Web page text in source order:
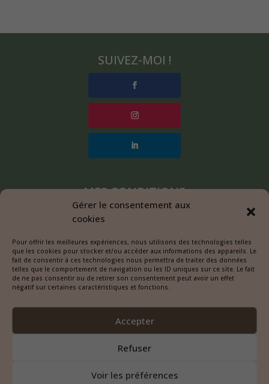
Gérer le consentement aux
cookies
Pour offrir les meilleures expériences, nous utilisons des technologies telles
que les cookies pour stocker et/ou accéder aux informations des appareils. Le
fait de consentir à ces technologies nous permettra de traiter des données
telles que le comportement de navigation ou les ID uniques sur ce site. Le fait
de ne pas consentir ou de retirer son consentement peut avoir un effet
négatif sur certaines caractéristiques et fonctions.
Accepter
Refuser
Voir les préférences
SUIVEZ-MOI !
MES CONDITIONS
Mentions légales
Politique de confidentialité
Politique de cookies